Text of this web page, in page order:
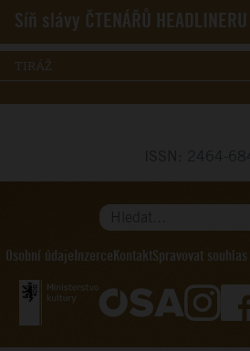
Síň slávy ČTENÁŘŮ HEADLINERU
TIRÁŽ
Hledat...
Osobní údaje Inzerce KontaktSpravovat